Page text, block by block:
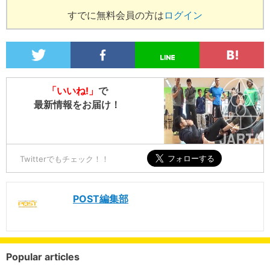
すでに無料会員の方は ログイン
「いいね!」 で
最新情報をお届け！
Twitterでもチェック！！
POST編集部
Popular articles